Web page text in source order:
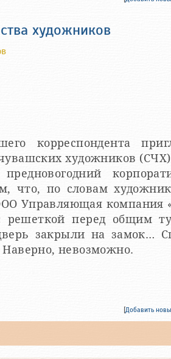
художников
корреспондента
художников
что, по словам
Управляющая компания
решеткой перед общим
закрыли на замок…
Наверно, невозможно.
[Добавить